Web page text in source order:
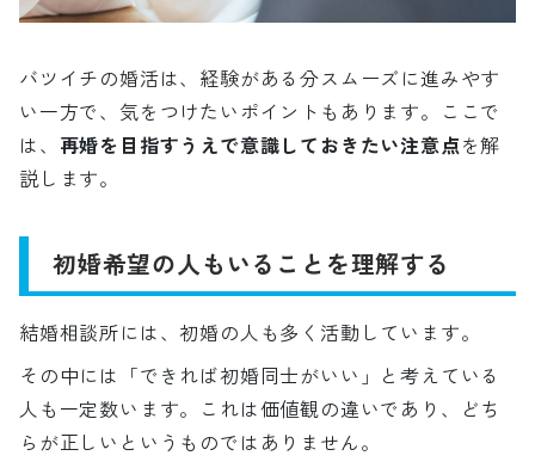
バツイチの婚活は、経験がある分スムーズに進みやす
い一方で、気をつけたいポイントもあります。ここで
は、 再婚を目指すうえで意識しておきたい注意点を解
説します。
初婚希望の人もいることを理解する
結婚相談所には、初婚の人も多く活動しています。
その中には「できれば初婚同士がいい」と考えている
人も一定数います。これは価値観の違いであり、どち
らが正しいというものではありません。